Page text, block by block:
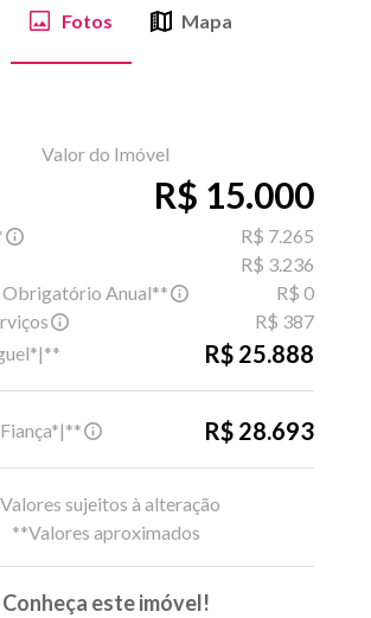
Fotos Mapa
Valor do Imóvel
R$ 15.000
R$ 7.265
R$ 3.236
Obrigatório Anual**
R$ 0
R$ 387
R$ 25.888
R$ 28.693
sujeitos à alteração
**Valores aproximados
Conheça este imóvel!